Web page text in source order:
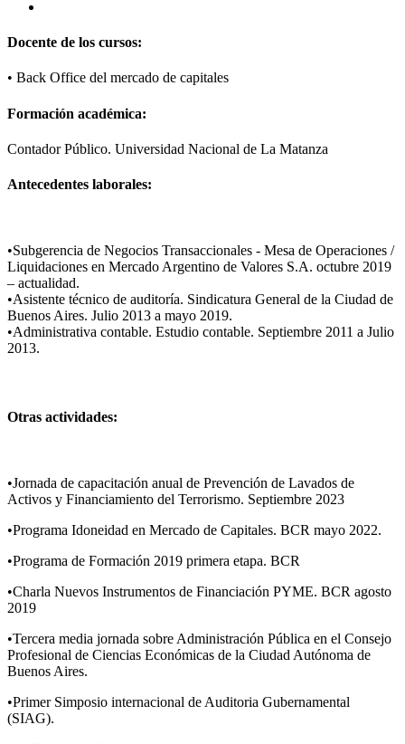
Docente de los cursos:
• Back Office del mercado de capitales
Formación académica:
​Contador Público. Universidad Nacional de La Matanza
Antecedentes laborales:
•Subgerencia de Negocios Transaccionales - Mesa de Operaciones /
Liquidaciones en Mercado Argentino de Valores S.A. octubre 2019
– actualidad.​
•Asistente técnico de auditoría. Sindicatura General de la Ciudad de
Buenos Aires. Julio 2013 a mayo 2019.
•Administrativa contable. Estudio contable. Septiembre 2011 a Julio
2013.
Otras actividades:
•Jornada de capacitación anual de Prevención de Lavados de
Activos y Financiamiento del Terrorismo. Septiembre 2023
•Programa Idoneidad en Mercado de Capitales. BCR mayo 2022.
•Programa de Formación 2019 primera etapa. BCR
•Charla Nuevos Instrumentos de Financiación PYME. BCR agosto
2019
•Tercera media jornada sobre Administración Pública en el Consejo
Profesional de Ciencias Económicas de la Ciudad Autónoma de
Buenos Aires.
•Primer Simposio internacional de Auditoria Gubernamental
(SIAG).